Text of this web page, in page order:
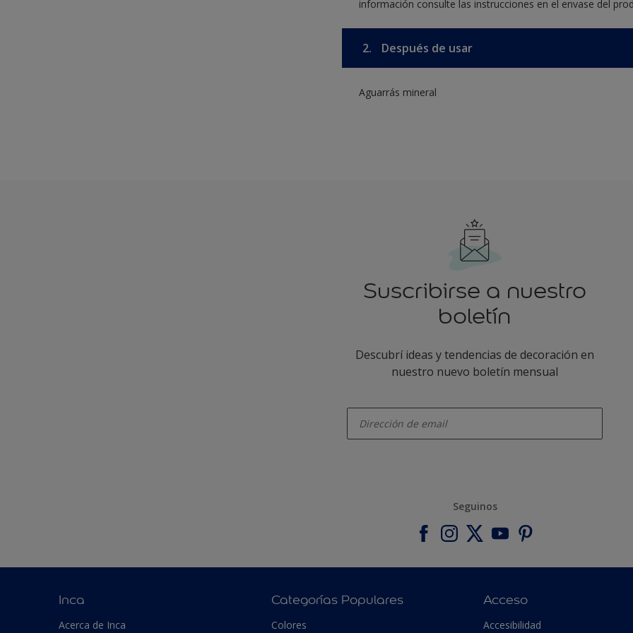
información consulte las instrucciones en el envase del
2. Después de usar
Aguarrás mineral
Suscribirse a nuestro
boletín
Descubrí ideas y tendencias de decoración en
nuestro nuevo boletín mensual
Seguinos
Inca
Acerca de Inca
Categorías Populares
Colores
Acceso
Accesibilidad